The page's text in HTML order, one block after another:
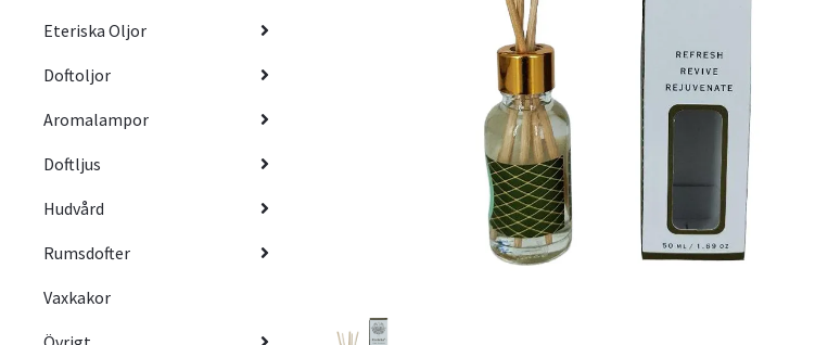
Eteriska Oljor
Doftoljor
Aromalampor
Doftljus
Hudvård
Rumsdofter
Vaxkakor